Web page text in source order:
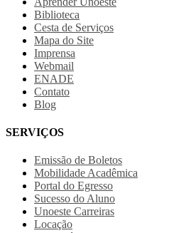
Biblioteca
Cesta de Serviços
Mapa do Site
Imprensa
Webmail
ENADE
Contato
Blog
SERVIÇOS
Emissão de Boletos
Mobilidade Acadêmica
Portal do Egresso
Sucesso do Aluno
Unoeste Carreiras
Locação